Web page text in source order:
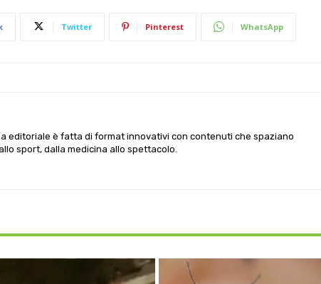
Twitter Pinterest WhatsApp
editoriale è fatta di format innovativi con contenuti che spaziano
sport, dalla medicina allo spettacolo.